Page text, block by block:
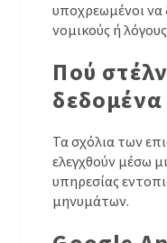
υποχρεωμένοι να
νομικούς ή
Πού
Τα σχόλια των
ελεγχθούν μέσω
υπηρεσίας
μηνυμάτων.